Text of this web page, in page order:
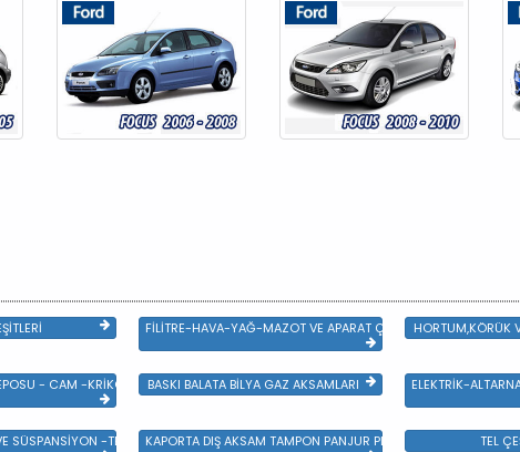
FİLİTRE-HAVA-YAĞ-MAZOT VE APARAT ÇEŞİTLERİHORTUM,KÖRÜK
- CAM -KRİKO VE AYNA ÇEŞİTLERBASKI BALATA BİLYA GAZ AKSAMLARI ELEKTRİK-
SÜSPANSİYON -TEKER ÖN-ARKA TAKIM VE YÜRÜYEN AKSAMLAR
KAPORTA DIŞ AKSAM TAMPON PANJUR PLASTİK VE SAC AKSAM
TEL